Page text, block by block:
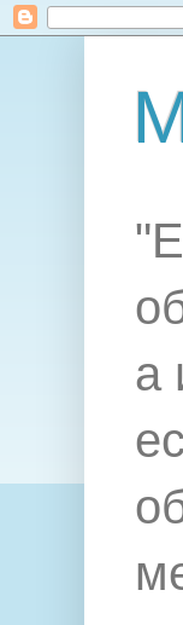
а